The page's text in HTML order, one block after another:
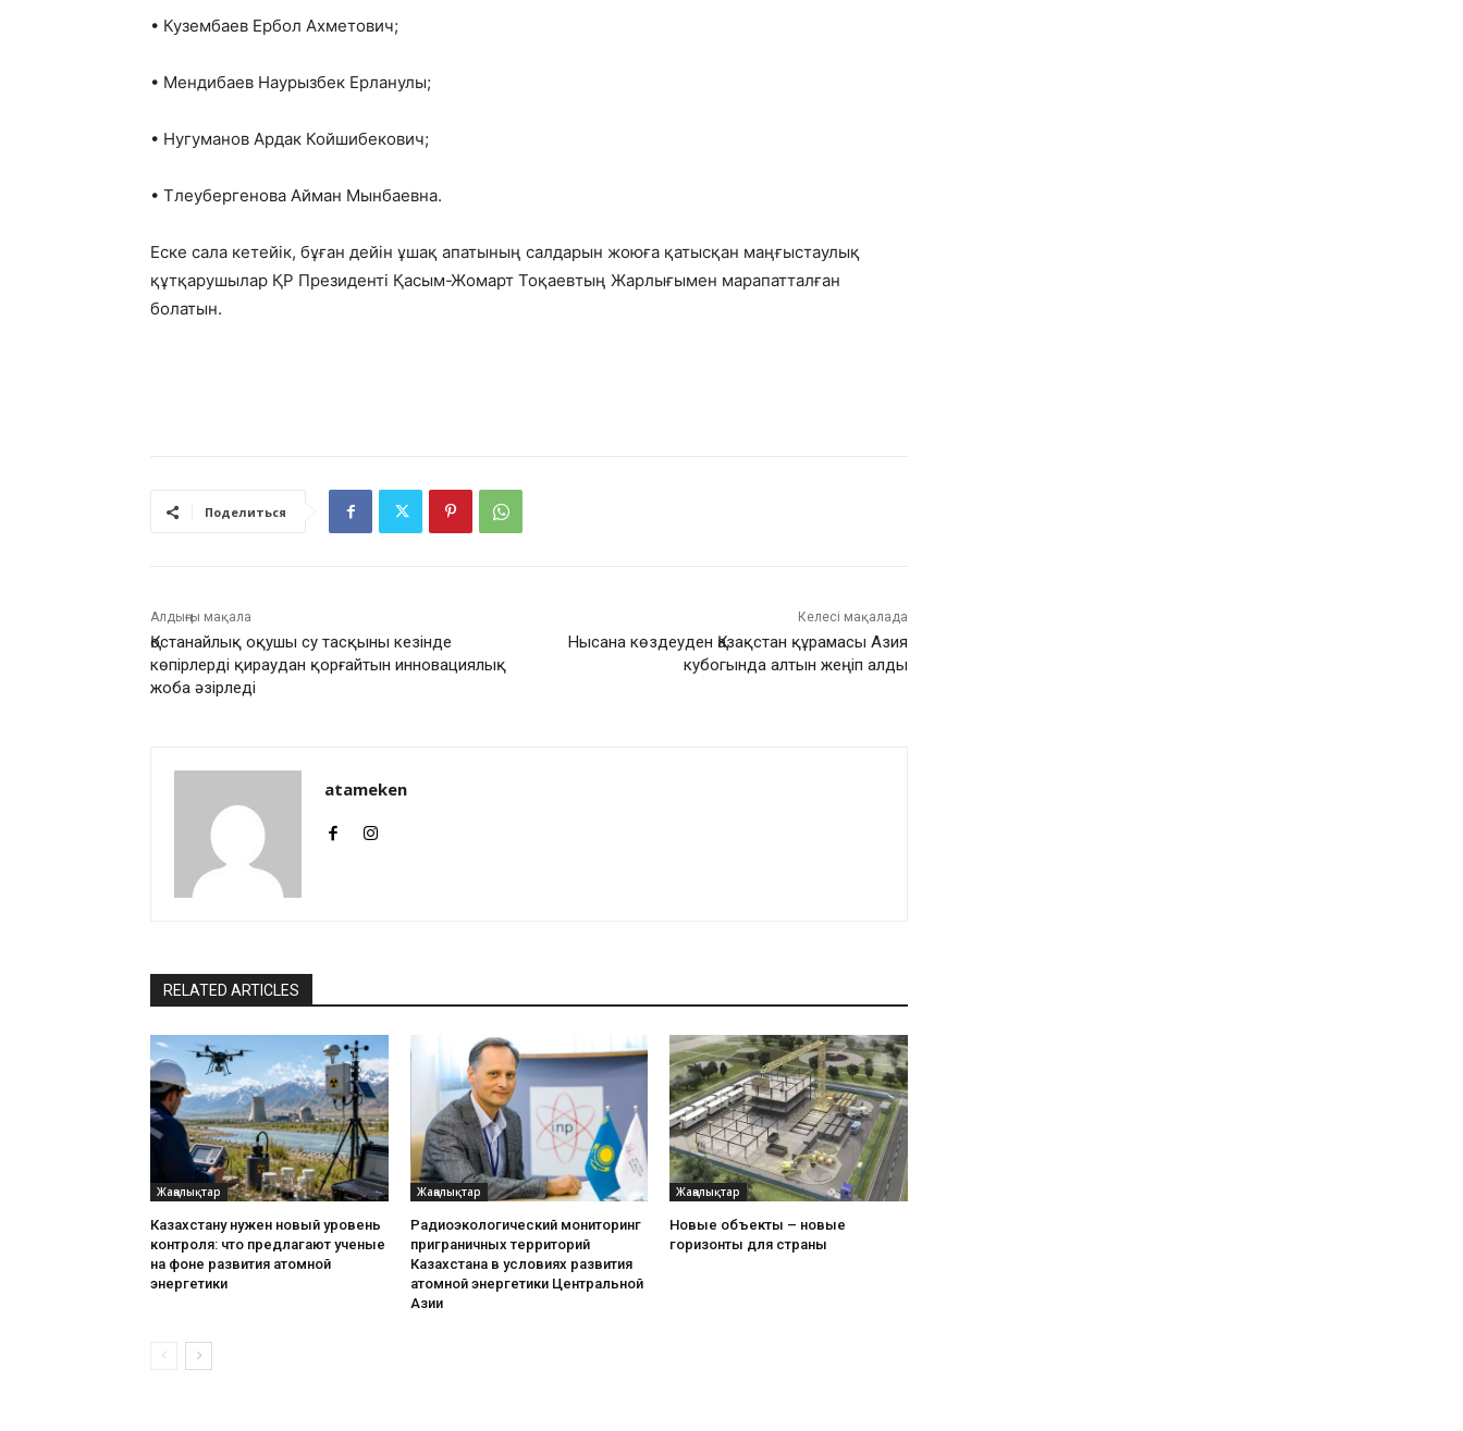
• Кузембаев Ербол Ахметович;
• Мендибаев Наурызбек Ерланулы;
• Нугуманов Ардак Койшибекович;
• Тлеубергенова Айман Мынбаевна.
Еске сала кетейік, бұған дейін ұшақ апатының салдарын жоюға қатысқан маңғыстаулық
құтқарушылар ҚР Президенті Қасым-Жомарт Тоқаевтың Жарлығымен марапатталған
болатын.
Поделиться
Алдыңғы мақала
Қостанайлық оқушы су тасқыны кезінде
көпірлерді қираудан қорғайтын инновациялық
жоба әзірледі
Келесі мақалада
Нысана көздеуден Қазақстан құрамасы Азия
кубогында алтын жеңіп алды
atameken
RELATED ARTICLES
Жаңалықтар
Казахстану нужен новый уровень
контроля: что предлагают ученые
на фоне развития атомной
энергетики
Жаңалықтар
Радиоэкологический мониторинг
приграничных территорий
Казахстана в условиях развития
атомной энергетики Центральной
Азии
Жаңалықтар
Новые объекты – новые
горизонты для страны